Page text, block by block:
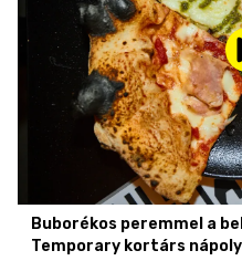
Buborékos peremmel a
Temporary kortárs